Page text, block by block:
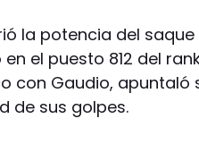
la potencia del
el puesto 812 del
con Gaudio, apuntaló
de sus golpes.